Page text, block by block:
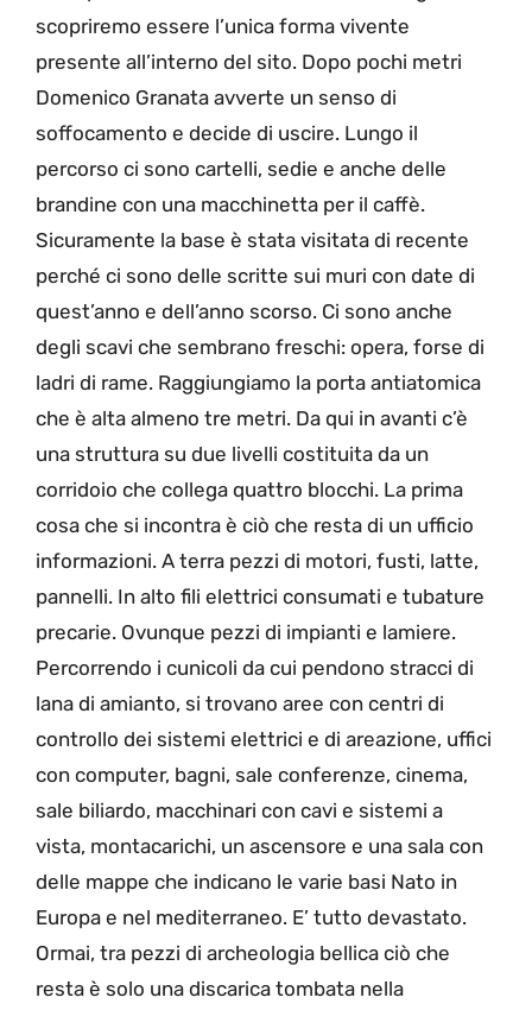
scopriremo essere l’unica forma vivente
presente all’interno del sito. Dopo pochi metri
Domenico Granata avverte un senso di
soffocamento e decide di uscire. Lungo il
percorso ci sono cartelli, sedie e anche delle
brandine con una macchinetta per il caffè.
Sicuramente la base è stata visitata di recente
perché ci sono delle scritte sui muri con date di
quest’anno e dell’anno scorso. Ci sono anche
degli scavi che sembrano freschi: opera, forse di
ladri di rame. Raggiungiamo la porta antiatomica
che è alta almeno tre metri. Da qui in avanti c’è
una struttura su due livelli costituita da un
corridoio che collega quattro blocchi. La prima
cosa che si incontra è ciò che resta di un ufficio
informazioni. A terra pezzi di motori, fusti, latte,
pannelli. In alto fili elettrici consumati e tubature
precarie. Ovunque pezzi di impianti e lamiere.
Percorrendo i cunicoli da cui pendono stracci di
lana di amianto, si trovano aree con centri di
controllo dei sistemi elettrici e di areazione, uffici
con computer, bagni, sale conferenze, cinema,
sale biliardo, macchinari con cavi e sistemi a
vista, montacarichi, un ascensore e una sala con
delle mappe che indicano le varie basi Nato in
Europa e nel mediterraneo. E’ tutto devastato.
Ormai, tra pezzi di archeologia bellica ciò che
resta è solo una discarica tombata nella